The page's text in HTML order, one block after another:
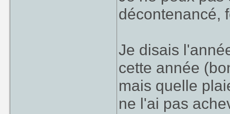
décontenancé,
Je disais
cette année
mais quelle
ne l'ai pas